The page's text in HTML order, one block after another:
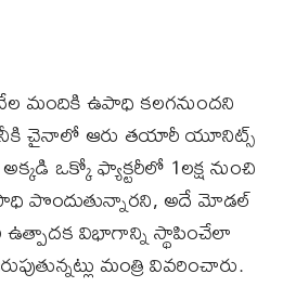
మందికి ఉపాధి కలగనుందని
చైనాలో ఆరు తయారీ యూనిట్స్
ఒక్కో ఫ్యాక్టరీలో 1లక్ష నుంచి
పొందుతున్నారని, అదే మోడల్
విభాగాన్ని స్థాపించేలా
మంత్రి వివరించారు.